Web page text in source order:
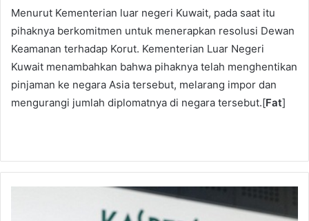
Menurut Kementerian luar negeri Kuwait, pada saat itu
pihaknya berkomitmen untuk menerapkan resolusi Dewan
Keamanan terhadap Korut. Kementerian Luar Negeri
Kuwait menambahkan bahwa pihaknya telah menghentikan
pinjaman ke negara Asia tersebut, melarang impor dan
mengurangi jumlah diplomatnya di negara tersebut.[Fat]